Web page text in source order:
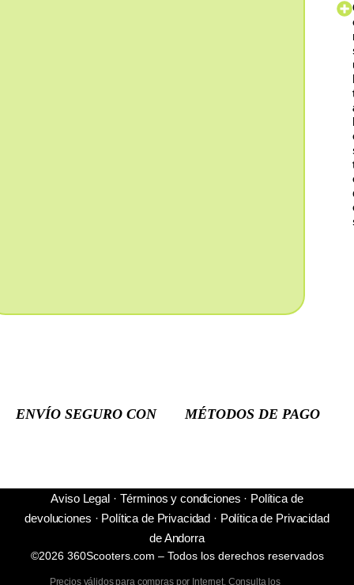
ENVÍO SEGURO CON MÉTODOS DE PAGO
Aviso Legal· Términos y condiciones · Política de
devoluciones · Política de Privacidad · Política de Privacidad
de Andorra
©2026 360Scooters.com – Todos los derechos reservados
Precios válidos para compras por Internet. Consulta los